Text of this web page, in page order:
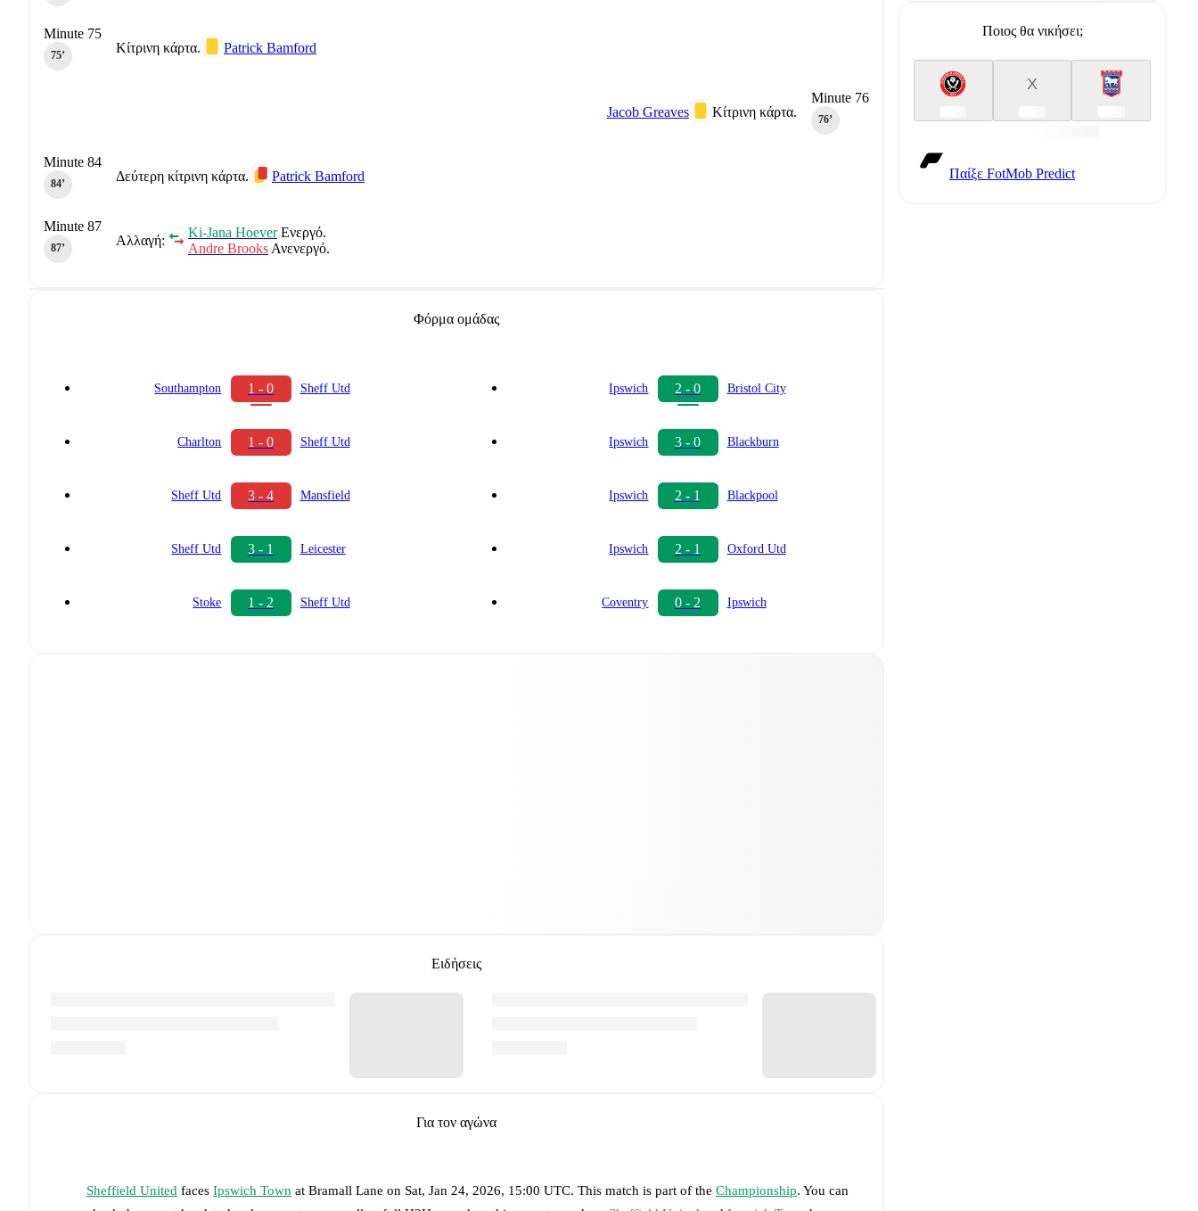
Κίτρινη κάρτα. Patrick Bamford
Minute 75
75‎’‎
Minute 76
76‎’‎
Κίτρινη κάρτα.
Jacob Greaves
Δεύτερη κίτρινη κάρτα. Patrick Bamford
Minute 84
84‎’‎
Αλλαγή:
Ki-Jana HoeverΕνεργό.
Andre Brooks Ανενεργό.
Minute 87
87‎’‎
Φόρμα ομάδας
Southampton 1 - 0 Sheff Utd
Charlton 1 - 0 Sheff Utd
Sheff Utd 3 - 4 Mansfield
Sheff Utd 3 - 1 Leicester
Stoke 1 - 2 Sheff Utd
Ipswich 2 - 0 Bristol City
Ipswich 3 - 0 Blackburn
Ipswich 2 - 1 Blackpool
Ipswich 2 - 1 Oxford Utd
Coventry 0 - 2 Ipswich
Ειδήσεις
Για τον αγώνα
Sheffield United faces Ipswich Town at Bramall Lane on Sat, Jan 24, 2026, 15:00 UTC. This match is part of the Championship. You can
Ποιος θα νικήσει;
X
Παίξε FotMob Predict